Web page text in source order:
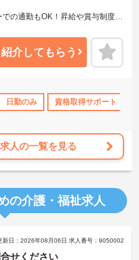
の通勤もOK！昇給や賞与制度が
タートできます。
たら面接のポイントもお伝えし
ます。
紹介してもらう
日勤のみ 資格取得サポート
人の一覧を見る
の介護・福祉求人
新日：2026年08月06日 求人番号：9050002
せください